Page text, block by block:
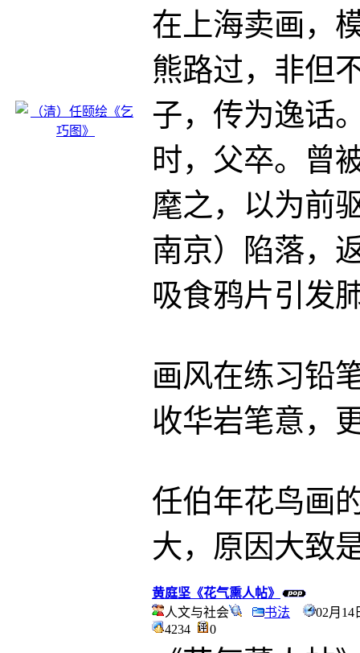
在上海卖画，
熊路过，非但
子，传为逸话
时，父卒。曾
麾之，以为前
南京）陷落，
吸食鸦片引发
画风在练习铅
收华岩笔意，
任伯年花鸟画
大，原因大致
黄庭坚《花气熏人帖》
人文与社会
书法
02月
4234
0